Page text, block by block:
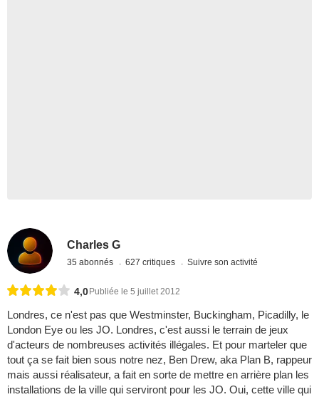
Charles G
35 abonnés 627 critiques Suivre son activité
4,0 Publiée le 5 juillet 2012
Londres, ce n'est pas que Westminster, Buckingham, Picadilly, le
London Eye ou les JO. Londres, c'est aussi le terrain de jeux
d'acteurs de nombreuses activités illégales. Et pour marteler que
tout ça se fait bien sous notre nez, Ben Drew, aka Plan B, rappeur
mais aussi réalisateur, a fait en sorte de mettre en arrière plan les
installations de la ville qui serviront pour les JO. Oui, cette ville qui